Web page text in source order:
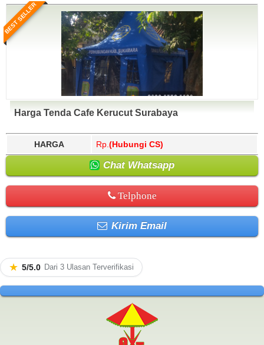
BEST SELLER
Harga Tenda Cafe Kerucut Surabaya
HARGA Rp. (Hubungi CS)
Chat Whatsapp
Telphone
Kirim Email
★ 5/5.0 Dari 3 Ulasan Terverifikasi